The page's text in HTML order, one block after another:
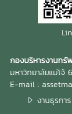
กองบริหารงานทรั
มหาวิทยาลัยแม่โจ้
E-mail :
งาน